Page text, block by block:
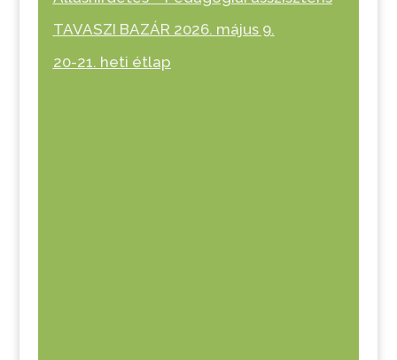
TAVASZI BAZÁR 2026. május 9.
20-21. heti étlap